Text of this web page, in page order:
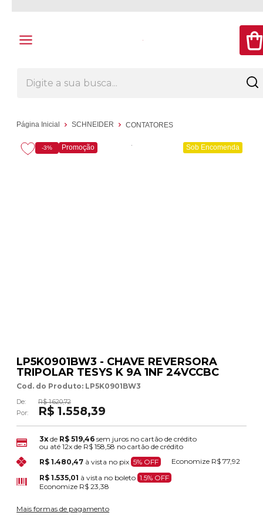
Página Inicial SCHNEIDER CONTATORES
-3% Promoção Sob Encomenda
LP5K0901BW3 - CHAVE REVERSORA
TRIPOLAR TESYS K 9A 1NF 24VCCBC
Cod. do Produto: LP5K0901BW3
De:
R$ 1.620,72
Por:
R$ 1.558,39
3x de R$ 519,46 sem juros no cartão de crédito
ou até12x de R$ 158,58 no cartão de crédito
R$ 1.480,47 à vista no pix 5% OFF Economize R$ 77,92
R$ 1.535,01 à vista no boleto 1.5% OFF
Economize R$ 23,38
Mais formas de pagamento